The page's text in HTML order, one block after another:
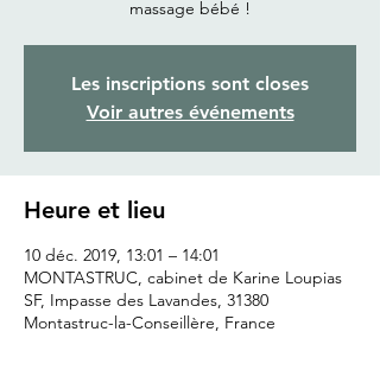
Les inscriptions sont closes
Voir autres événements
Heure et lieu
10 déc. 2019, 13:01 – 14:01
MONTASTRUC, cabinet de Karine Loupias
SF, Impasse des Lavandes, 31380
Montastruc-la-Conseillère, France